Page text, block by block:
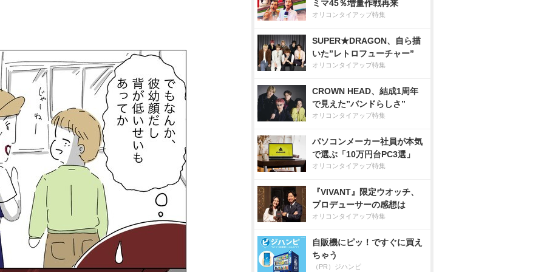
ミマ45％増量作戦再来
オリコンタイアップ特集
SUPER★DRAGON、自ら描
いた”レトロフューチャー”
オリコンタイアップ特集
CROWN HEAD、結成1周年
で見えた”バンドらしさ”
オリコンタイアップ特集
パソコンメーカー社員が本気
で選ぶ「10万円台PC3選」
オリコンタイアップ特集
『VIVANT』限定ウオッチ、
プロデューサーの感想は
オリコンタイアップ特集
自販機にピッ！ですぐに買え
ちゃう
（PR）ジハンピ